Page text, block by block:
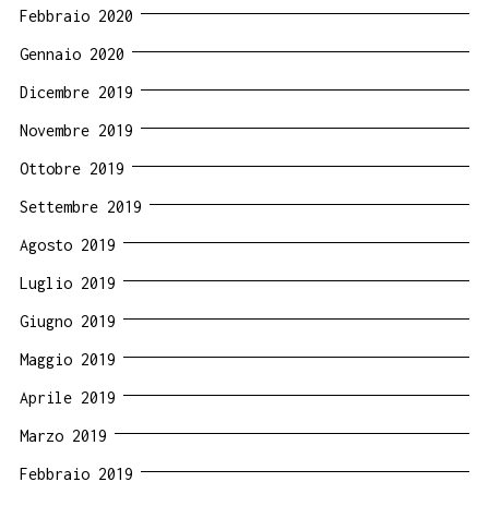
Febbraio 2020
Gennaio 2020
Dicembre 2019
Novembre 2019
Ottobre 2019
Settembre 2019
Agosto 2019
Luglio 2019
Giugno 2019
Maggio 2019
Aprile 2019
Marzo 2019
Febbraio 2019